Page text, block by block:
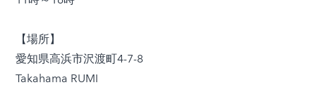
【場所】
愛知県高浜市沢渡町4-7-8
Takahama RUMI